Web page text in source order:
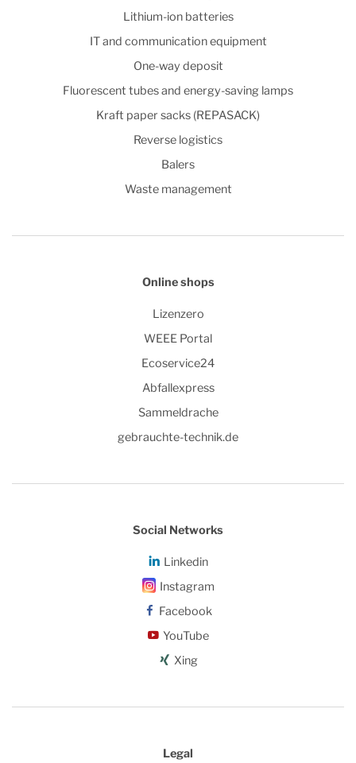
Lithium-ion batteries
IT and communication equipment
One-way deposit
Fluorescent tubes and energy-saving lamps
Kraft paper sacks (REPASACK)
Reverse logistics
Balers
Waste management
Online shops
Lizenzero
WEEE Portal
Ecoservice24
Abfallexpress
Sammeldrache
gebrauchte-technik.de
Social Networks
Linkedin
Instagram
Facebook
YouTube
Xing
Legal